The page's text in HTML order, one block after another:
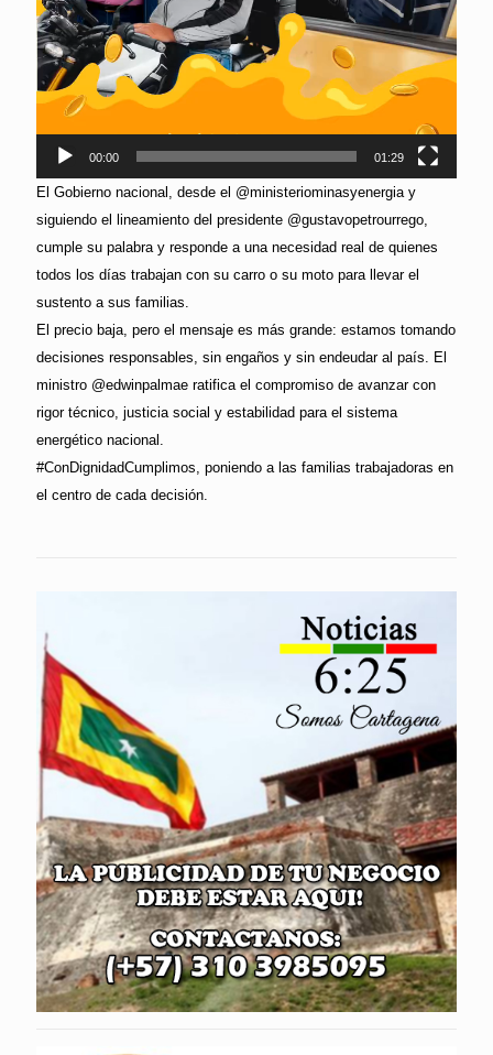
00:00 01:29
El Gobierno nacional, desde el @ministeriominasyenergia y
siguiendo el lineamiento del presidente @gustavopetrourrego,
cumple su palabra y responde a una necesidad real de quienes
todos los días trabajan con su carro o su moto para llevar el
sustento a sus familias.
El precio baja, pero el mensaje es más grande: estamos tomando
decisiones responsables, sin engaños y sin endeudar al país. El
ministro @edwinpalmae ratifica el compromiso de avanzar con
rigor técnico, justicia social y estabilidad para el sistema
energético nacional.
#ConDignidadCumplimos, poniendo a las familias trabajadoras en
el centro de cada decisión.